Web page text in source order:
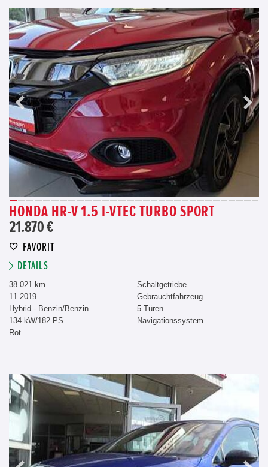
HONDA HR-V 1.5 I-VTEC TURBO SPORT
21.870 €
FAVORIT
DETAILS
38.021 km
11.2019
Hybrid - Benzin/Benzin
134 kW/182 PS
Rot
Schaltgetriebe
Gebrauchtfahrzeug
5 Türen
Navigationssystem